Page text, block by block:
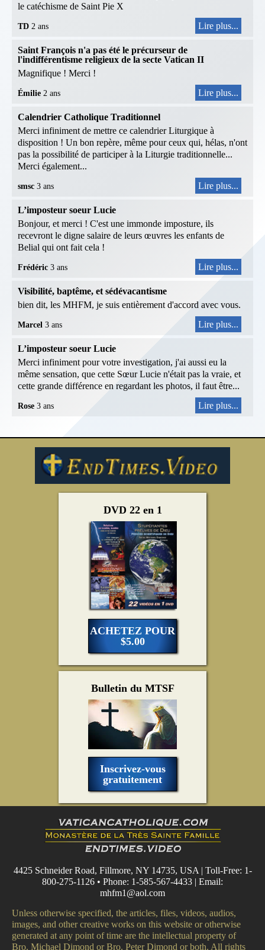
le catéchisme de Saint Pie X
TD 2 ans Lire plus...
Saint François n'a pas été le précurseur de
l'indifférentisme religieux de la secte Vatican II
Magnifique ! Merci !
Émilie 2 ans Lire plus...
Calendrier Catholique Traditionnel
Merci infiniment de mettre ce calendrier Liturgique à
disposition ! Un bon repère, même pour ceux qui, hélas, n'ont
pas la possibilité de participer à la Liturgie traditionnelle...
Merci également...
smsc 3 ans Lire plus...
L’imposteur soeur Lucie
Bonjour, et merci ! C'est une immonde imposture, ils
recevront le digne salaire de leurs œuvres les enfants de
Belial qui ont fait cela !
Frédéric 3 ans Lire plus...
Visibilité, baptême, et sédévacantisme
bien dit, les MHFM, je suis entièrement d'accord avec vous.
Marcel 3 ans Lire plus...
L’imposteur soeur Lucie
Merci infiniment pour votre investigation, j'ai aussi eu la
même sensation, que cette Sœur Lucie n'était pas la vraie, et
cette grande différence en regardant les photos, il faut être...
Rose 3 ans Lire plus...
DVD 22 en 1
ACHETEZ POUR
$5.00
Bulletin du MTSF
Inscrivez-vous
gratuitement
4425 Schneider Road, Fillmore, NY 14735, USA | Toll-Free: 1-
800-275-1126 • Phone: 1-585-567-4433 | Email:
mhfm1@aol.com
Unless otherwise specified, the articles, files, videos, audios,
images, and other creative works on this website or otherwise
generated at any point of time are the intellectual property of
Bro. Michael Dimond or Bro. Peter Dimond or both. All rights